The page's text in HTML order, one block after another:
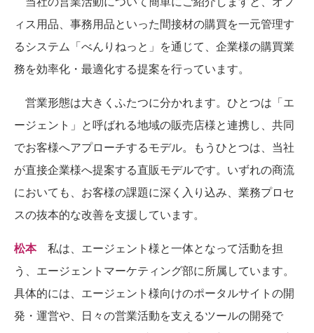
ィス用品、事務用品といった間接材の購買を一元管理す
るシステム「べんりねっと」を通じて、企業様の購買業
務を効率化・最適化する提案を行っています。
営業形態は大きくふたつに分かれます。ひとつは「エ
ージェント」と呼ばれる地域の販売店様と連携し、共同
でお客様へアプローチするモデル。もうひとつは、当社
が直接企業様へ提案する直販モデルです。いずれの商流
においても、お客様の課題に深く入り込み、業務プロセ
スの抜本的な改善を支援しています。
松本私は、エージェント様と一体となって活動を担
う、エージェントマーケティング部に所属しています。
具体的には、エージェント様向けのポータルサイトの開
発・運営や、日々の営業活動を支えるツールの開発で